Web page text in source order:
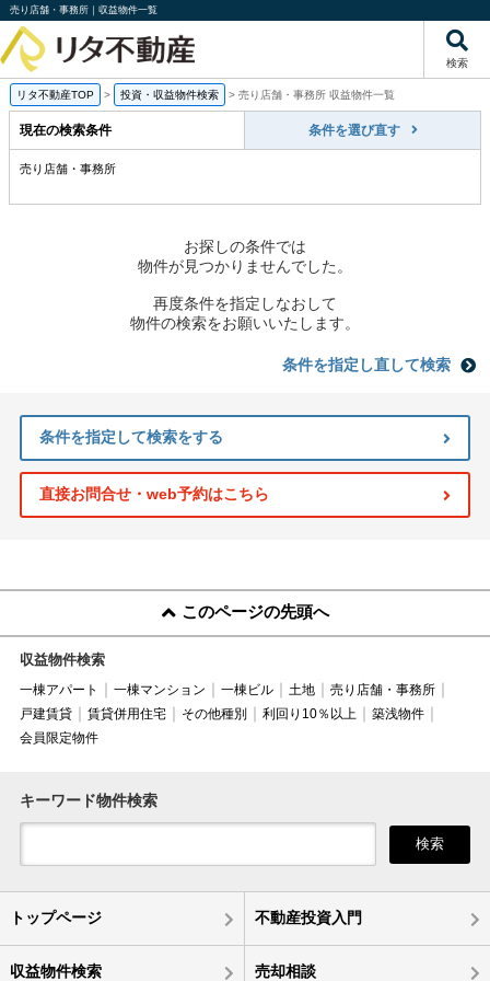
売り店舗・事務所｜収益物件一覧
検索
リタ不動産TOP > 投資・収益物件検索 > 売り店舗・事務所 収益物件一覧
現在の検索条件 条件を選び直す
売り店舗・事務所
お探しの条件では
物件が見つかりませんでした。
再度条件を指定しなおして
物件の検索をお願いいたします。
条件を指定し直して検索
条件を指定して検索をする
直接お問合せ・web予約はこちら
このページの先頭へ
収益物件検索
一棟アパート 一棟マンション 一棟ビル 土地
売り店舗・事務所
戸建賃貸
賃貸併用住宅 その他種別 利回り10％以上
築浅物件
会員限定物件
キーワード物件検索
検索
トップページ 不動産投資入門
収益物件検索 売却相談